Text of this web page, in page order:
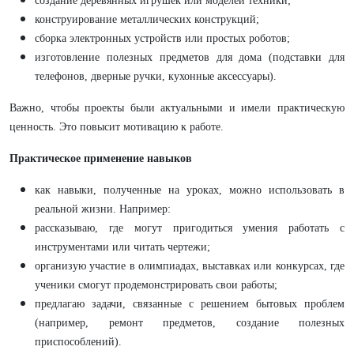
конструирование металлических конструкций;
сборка электронных устройств или простых роботов;
изготовление полезных предметов для дома (подставки для
телефонов, дверные ручки, кухонные аксессуары).
Важно, чтобы проекты были актуальными и имели практическую
ценность. Это повысит мотивацию к работе.
Практическое применение навыков
как навыки, полученные на уроках, можно использовать в
реальной жизни. Например:
рассказываю, где могут пригодиться умения работать с
инструментами или читать чертежи;
организую участие в олимпиадах, выставках или конкурсах, где
ученики смогут продемонстрировать свои работы;
предлагаю задачи, связанные с решением бытовых проблем
(например, ремонт предметов, создание полезных
приспособлений).